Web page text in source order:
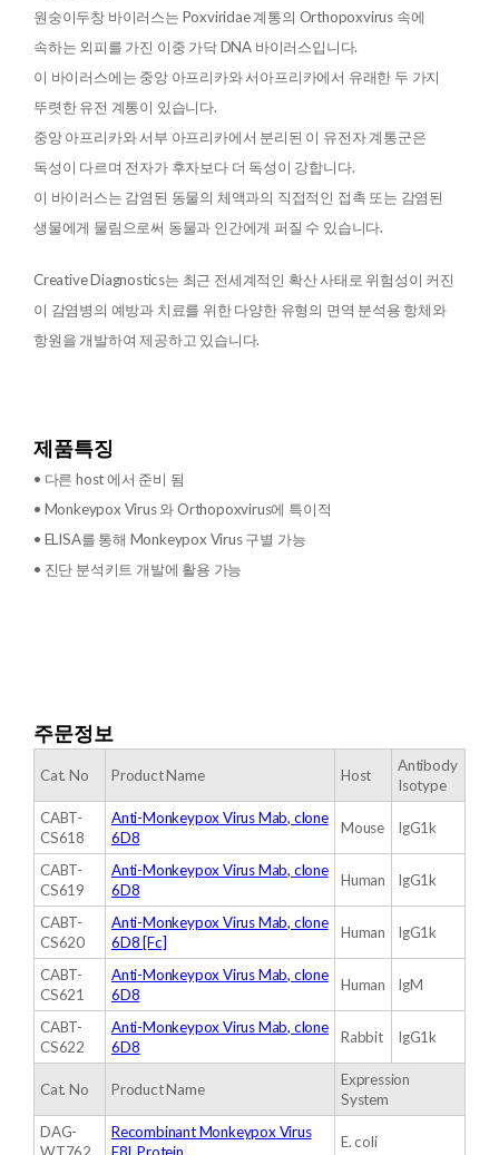
원숭이두창 바이러스는 Poxviridae 계통의 Orthopoxvirus 속에
속하는 외피를 가진 이중 가닥 DNA 바이러스입니다.
이 바이러스에는 중앙 아프리카와 서아프리카에서 유래한 두 가지
뚜렷한 유전 계통이 있습니다.
중앙 아프리카와 서부 아프리카에서 분리된 이 유전자 계통군은
독성이 다르며 전자가 후자보다 더 독성이 강합니다.
이 바이러스는 감염된 동물의 체액과의 직접적인 접촉 또는 감염된
생물에게 물림으로써 동물과 인간에게 퍼질 수 있습니다.
Creative Diagnostics는 최근 전세계적인 확산 사태로 위험성이 커진
이 감염병의 예방과 치료를 위한 다양한 유형의 면역 분석용 항체와
항원을 개발하여 제공하고 있습니다.
제품특징
• 다른 host 에서 준비 됨
• Monkeypox Virus 와 Orthopoxvirus에 특이적
• ELISA를 통해 Monkeypox Virus 구별 가능
• 진단 분석키트 개발에 활용 가능
주문정보
Cat. No Product Name Host
Antibody
Isotype
CABT-
CS618
Anti-Monkeypox Virus Mab, clone
6D8
Mouse IgG1k
CABT-
CS619
Anti-Monkeypox Virus Mab, clone
6D8
Human IgG1k
CABT-
CS620
Anti-Monkeypox Virus Mab, clone
6D8 [Fc]
Human IgG1k
CABT-
CS621
Anti-Monkeypox Virus Mab, clone
6D8
Human IgM
CABT-
CS622
Anti-Monkeypox Virus Mab, clone
6D8
Rabbit IgG1k
Cat. No Product Name
Expression
System
DAG-
Recombinant Monkeypox Virus
E. coli